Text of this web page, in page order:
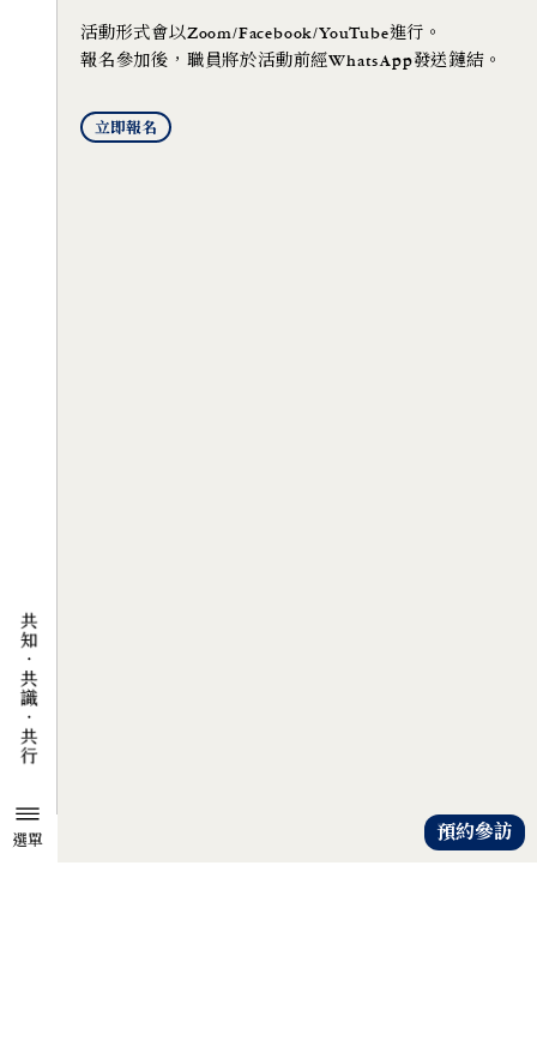
選單 預約參訪
活動形式會以Zoom/Facebook/YouTube進行。
報名參加後，職員將於活動前經WhatsApp發送鏈結。
立即報名